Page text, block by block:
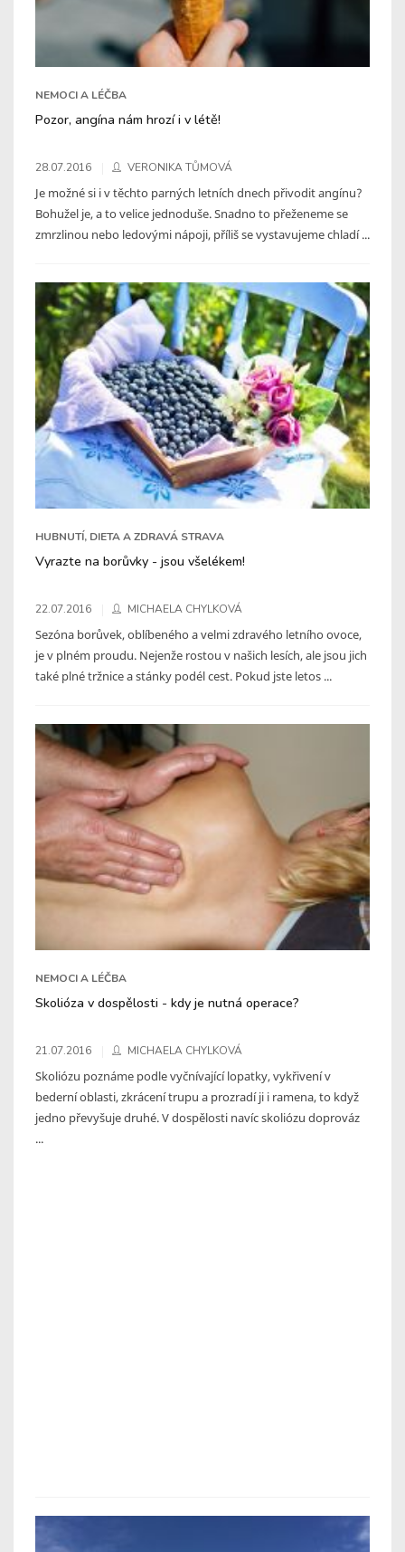
NEMOCI A LÉČBA
Pozor, angína nám hrozí i v létě!
28.07.2016 VERONIKA TŮMOVÁ
Je možné si i v těchto parných letních dnech přivodit angínu?
Bohužel je, a to velice jednoduše. Snadno to přeženeme se
zmrzlinou nebo ledovými nápoji, příliš se vystavujeme chladí ...
HUBNUTÍ, DIETA A ZDRAVÁ STRAVA
Vyrazte na borůvky - jsou všelékem!
22.07.2016 MICHAELA CHYLKOVÁ
Sezóna borůvek, oblíbeného a velmi zdravého letního ovoce,
je v plném proudu. Nejenže rostou v našich lesích, ale jsou jich
také plné tržnice a stánky podél cest. Pokud jste letos ...
NEMOCI A LÉČBA
Skolióza v dospělosti - kdy je nutná operace?
21.07.2016 MICHAELA CHYLKOVÁ
Skoliózu poznáme podle vyčnívající lopatky, vykřivení v
bederní oblasti, zkrácení trupu a prozradí ji i ramena, to když
jedno převyšuje druhé. V dospělosti navíc skoliózu doprováz
...